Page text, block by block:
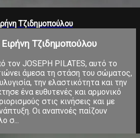
Τζιδημοπούλου
Τζιδημοπούλου
τον JOSEPH PILATES, αυτό το
άμεσα τη στάση του σώματος,
την ελαστικότητα και την
ένα ευθυτενές και αρμονικό
στις κινήσεις και με
Οι αναπνοές παίζουν
σ...